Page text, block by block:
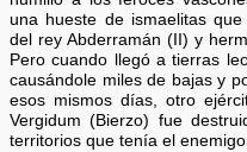
una hueste de ismaelitas
del rey Abderramán (II) y
Pero cuando llegó a tierras
causándole miles de bajas y
esos mismos días, otro
Vergidum (Bierzo) fue
territorios que tenía el